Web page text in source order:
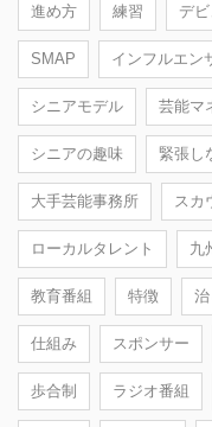
進め方 練習 デ
SMAP インフルエン
シニアモデル 芸能マ
シニアの趣味 緊張し
大手芸能事務所 スカ
ローカルタレント 九
教育番組 特徴
仕組み スポンサー
歩合制 ラジオ番組